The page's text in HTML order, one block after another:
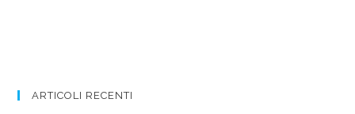
ARTICOLI RECENTI